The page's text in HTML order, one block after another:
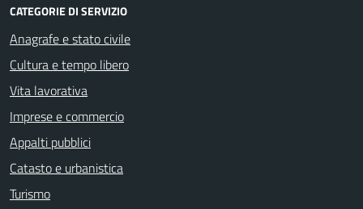
CATEGORIE DI SERVIZIO
Anagrafe e stato civile
Cultura e tempo libero
Vita lavorativa
Imprese e commercio
Appalti pubblici
Catasto e urbanistica
Turismo